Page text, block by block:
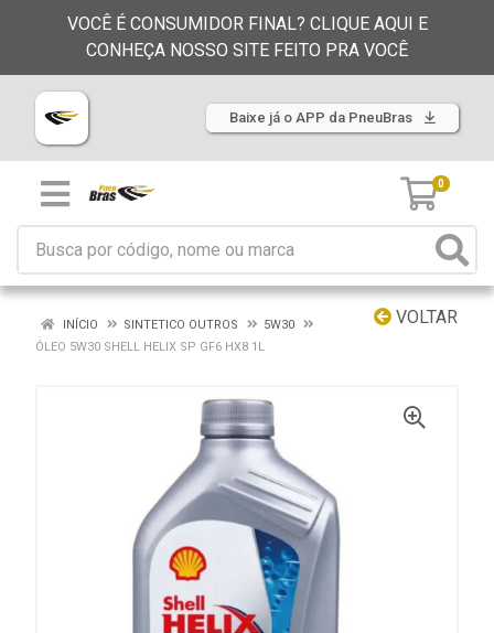
VOCÊ É CONSUMIDOR FINAL? CLIQUE AQUI E
CONHEÇA NOSSO SITE FEITO PRA VOCÊ
Baixe já o APP da PneuBras
0
VOLTAR
INÍCIO SINTETICO OUTROS
5W30
ÓLEO 5W30 SHELL HELIX SP GF6 HX8 1L